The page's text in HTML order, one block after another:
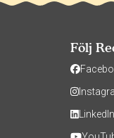
Följ
LinkedIn